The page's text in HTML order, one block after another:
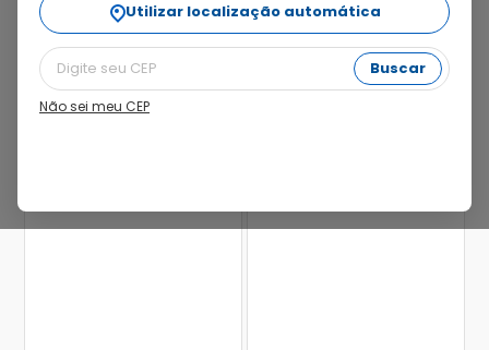
Utilizar localização automática
Buscar
Não sei meu CEP
Ordenar Por
relevância
28%